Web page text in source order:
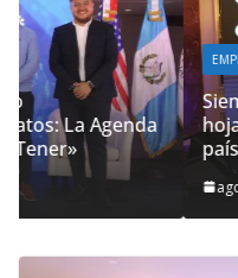
EMPRESARIAL TECNOLOGÍA
Siemens Xcelerator
hoja de ruta para
país
agosto 8, 2026 Ermi